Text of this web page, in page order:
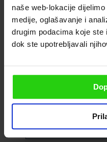
naše web-lokacije
medije, oglašavanje i
drugim podacima koje
dok ste upotrebljavali